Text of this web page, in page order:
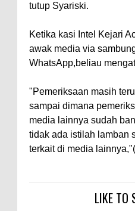
tutup Syariski.
Ketika kasi Intel Kejari
awak media via
WhatsApp,beliau
"Pemeriksaan masih
sampai dimana
media lainnya sudah
tidak ada istilah lamban
terkait di media
LIKE TO